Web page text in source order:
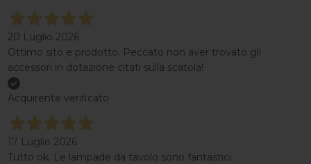
20 Luglio 2026
Ottimo sito e prodotto. Peccato non aver trovato gli
accessori in dotazione citati sulla scatola!
Acquirente verificato
17 Luglio 2026
Tutto ok. Le lampade da tavolo sono fantastici.